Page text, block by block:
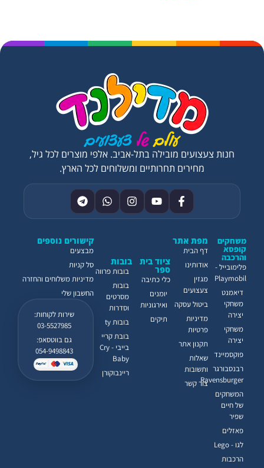
קישורים נוספים
מבצעים
סל קניות
מדיניות משלוחים והחזרה
החשבון שלי
שירות לקוחות:
03-5527985
גם בווטסאפ:
054-9498843
ציוד בית
ספר
כלי כתיבה
יומנים
ואירגוניות
תיקים
בובות
בובות פרווה
בובות
מסרטים
וסדרות
בובות ty
בובת קריי
בייבי - Cry
Baby
ריינבוקורן
משחקים
קופסא
והרכבה
פלימובייל -
Playmobil
דיאמנט
משחקי
יצירה
משחקי
יצירה
פוקסמיינד
רבנסבורגר
Ravensburger
המשחקים
של חיים
שפיר
פאזלים
לגו - Lego
הרכבות
מפת אתר
דף הבית
אודותינו
מגזין
צעצועים
ביטול עסקה
מדיניות
פרטיות
תקנון אתר
שאלות
ותשובות
צור קשר
חנות צעצועים מובילה בתל-אביב. אלפי מוצרים לכל גיל,
מחירים תחרותיים ומשלוחים לכל הארץ.